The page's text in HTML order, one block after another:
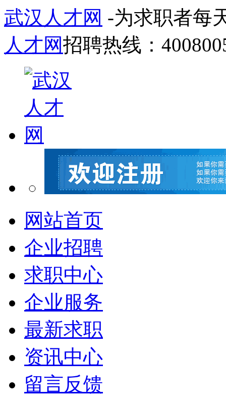
武汉人才网 -为求职者每
人才网招聘热线：
网站首页
企业招聘
求职中心
企业服务
最新求职
资讯中心
留言反馈